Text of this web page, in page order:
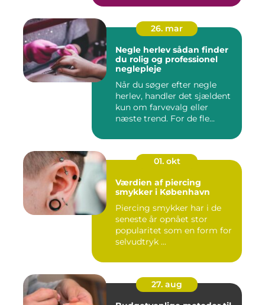
26. mar
Negle herlev sådan finder
du rolig og professionel
neglepleje
Når du søger efter negle
herlev, handler det sjældent
kun om farvevalg eller
næste trend. For de fle...
01. okt
Værdien af piercing
smykker i København
Piercing smykker har i de
seneste år opnået stor
popularitet som en form for
selvudtryk ...
27. aug